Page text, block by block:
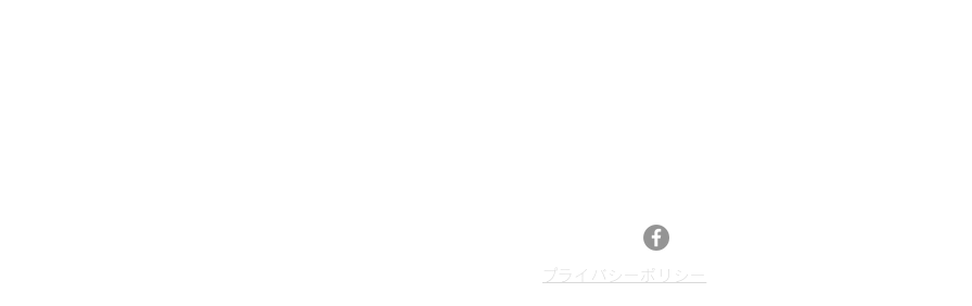
​プライバシーポリシー